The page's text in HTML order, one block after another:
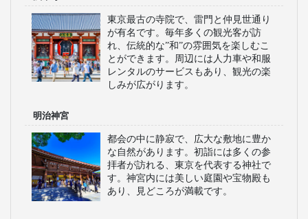
東京最古の寺院で、雷門と仲見世通り
が有名です。毎年多くの観光客が訪
れ、伝統的な”和”の雰囲気を楽しむこ
とができます。周辺には人力車や和服
レンタルのサービスもあり、観光の楽
しみが広がります。
明治神宮
都会の中に静寂で、広大な敷地に豊か
な自然があります。初詣には多くの参
拝者が訪れる、東京を代表する神社で
す。神宮内には美しい庭園や宝物殿も
あり、見どころが満載です。